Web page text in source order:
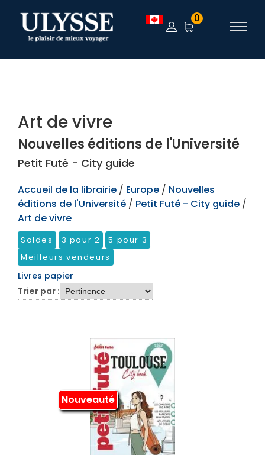
TEST 0
Art de vivre
Nouvelles éditions de l'Université
Petit Futé - City guide
Accueil de la librairie / Europe / Nouvelles
éditions de l'Université / Petit Futé - City guide /
Art de vivre
Soldes 3 pour 2
5 pour 3
Meilleurs vendeurs
Livres papier
Trier par :
Nouveauté